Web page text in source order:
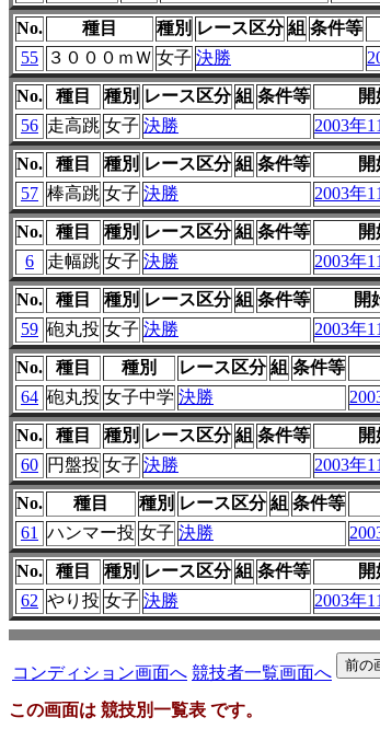
No. 種目 種別 レース区分 組 条件等
55
３０００ｍＷ 女子 決勝
No. 種目 種別 レース区分 組 条件等
56 走高跳 女子 決勝 2003年
No. 種目 種別 レース区分 組 条件等
57 棒高跳 女子 決勝 2003年
No. 種目 種別 レース区分 組 条件等
6
走幅跳 女子 決勝 2003年
No. 種目 種別 レース区分 組 条件等 開
59 砲丸投 女子 決勝 2003年
No. 種目 種別 レース区分 組 条件等
64 砲丸投 女子中学 決勝
No. 種目 種別 レース区分 組 条件等
60 円盤投 女子 決勝 2003年
No. 種目 種別 レース区分 組 条件等
61
ハンマー投 女子 決勝
No. 種目 種別 レース区分 組 条件等
62 やり投 女子 決勝 2003年
コンディション画面へ 競技者一覧画面へ
この画面は 競技別一覧表 です。